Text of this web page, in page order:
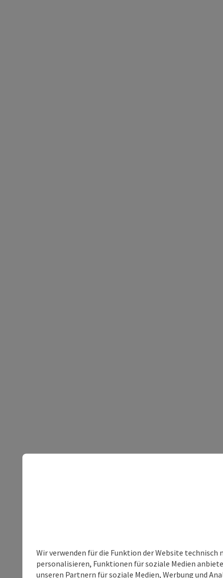
Wir verwenden für die Funktion der Website
personalisieren, Funktionen für soziale Medien
unseren Partnern für soziale Medien, Werbung und